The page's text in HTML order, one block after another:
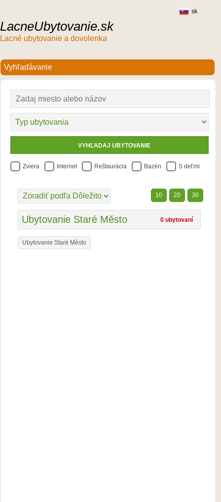
LacneUbytovanie.sk
Lacné ubytovanie a dovolenka
sk
Zviera Internet Reštaurácia Bazén S deťmi
10 20 30
0 ubytovaní
Ubytovanie Staré Město
Ubytovanie Staré Město